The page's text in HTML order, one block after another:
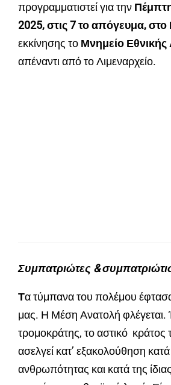
προγραμματιστεί για την
2025, στις 7 το απόγευμα,
εκκίνησης το Μνημείο Εθνικής
απέναντι από το Λιμεναρχείο.
Συμπατριώτες &
Τα τύμπανα του πολέμου
μας. Η Μέση Ανατολή φλέγεται.
τρομοκράτης, το αστικό κράτος
ασελγεί κατ’ εξακολούθηση
ανθρωπότητας και κατά της